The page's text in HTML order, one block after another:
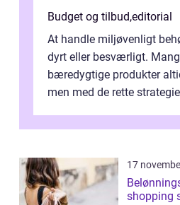
Budget og tilbud,editorial
At handle miljøvenligt
dyrt eller besværligt.
bæredygtige produkter
men med de rette
17
shopping